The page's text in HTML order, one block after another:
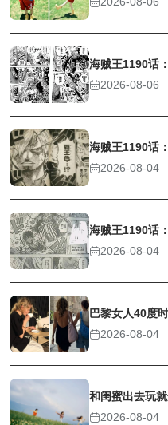
海贼王1190话
2026-08-06
海贼王1190话
2026-08-04
海贼王1190话
2026-08-04
巴黎女人40度
2026-08-04
和闺蜜出去玩
2026-08-04